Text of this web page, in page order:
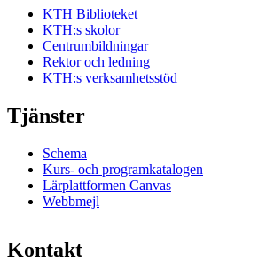
KTH Biblioteket
KTH:s skolor
Centrumbildningar
Rektor och ledning
KTH:s verksamhetsstöd
Tjänster
Schema
Kurs- och programkatalogen
Lärplattformen Canvas
Webbmejl
Kontakt